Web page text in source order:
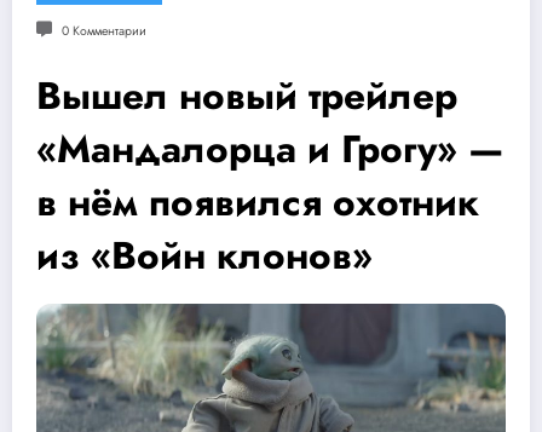
0 Комментарии
Вышел новый трейлер
«Мандалорца и Грогу» —
в нём появился охотник
из «Войн клонов»